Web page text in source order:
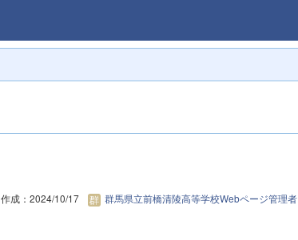
作成：2024/10/17 群馬県立前橋清陵高等学校Webページ管理者